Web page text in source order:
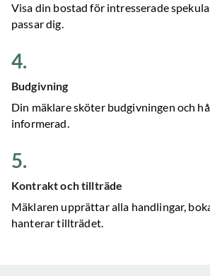
Visa din bostad för intresserade
passar dig.
4.
Budgivning
Din mäklare sköter budgivningen och
informerad.
5.
Kontrakt och tillträde
Mäklaren upprättar alla handlingar,
hanterar tillträdet.